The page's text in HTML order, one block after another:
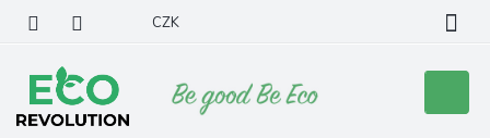
obsah
CZK
košík